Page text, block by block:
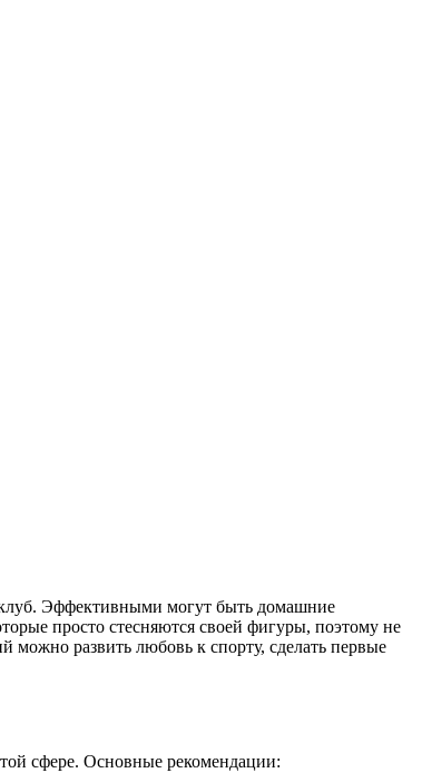
Эффективными могут быть домашние
просто стесняются своей фигуры, поэтому не
можно развить любовь к спорту, сделать первые
сфере. Основные рекомендации: